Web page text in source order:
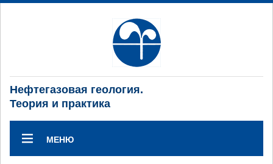
Нефтегазовая геология.
Теория и практика
МЕНЮ